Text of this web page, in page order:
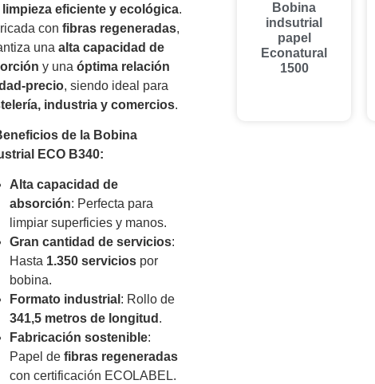
limpieza eficiente y ecológica.
con fibras regeneradas,
una alta capacidad de
y una óptima relación
precio, siendo ideal para
industria y comercios.
de la Bobina
ECO B340:
Alta capacidad de
absorción: Perfecta para
limpiar superficies y manos.
Gran cantidad de servicios:
Hasta 1.350 serviciospor
bobina.
Formato industrial : Rollo de
341,5 metros de longitud .
Fabricación sostenible:
Papel de fibras regeneradas
con certificación ECOLABEL.
Bobina
indsutrial
papel
Econatural
1500